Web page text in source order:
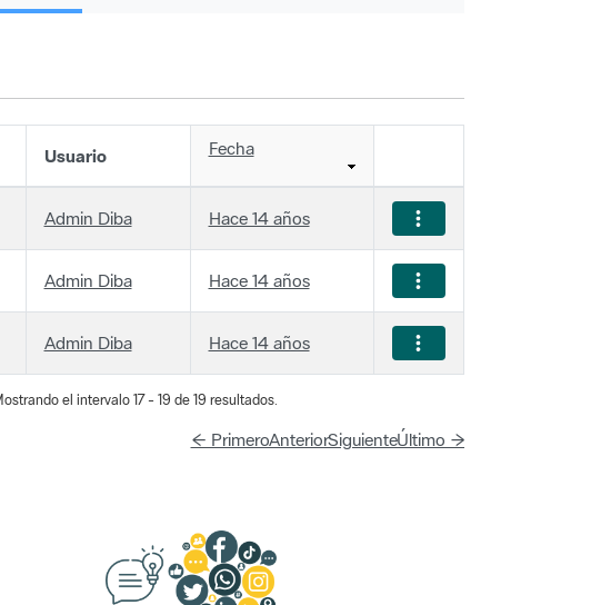
Usuario Fecha
Admin Diba Hace 14 años
Admin Diba Hace 14 años
Admin Diba Hace 14 años
el intervalo 17 - 19 de 19 resultados.
← PrimeroAnteriorSiguienteÚltimo →